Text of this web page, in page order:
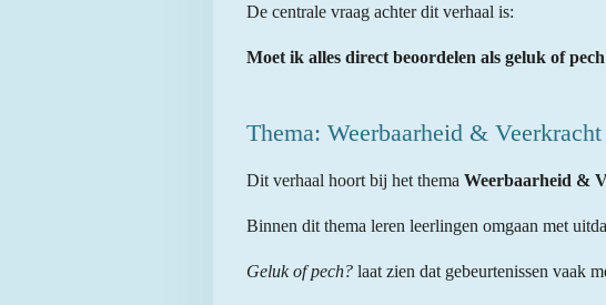
De centrale vraag achter dit verhaal is:
Moet ik alles direct beoordelen als geluk of
Thema: Weerbaarheid & Veerkracht
Dit verhaal hoort bij het thema Weerbaarheid &
Binnen dit thema leren leerlingen omgaan met
Geluk of pech? laat zien dat gebeurtenissen vaak